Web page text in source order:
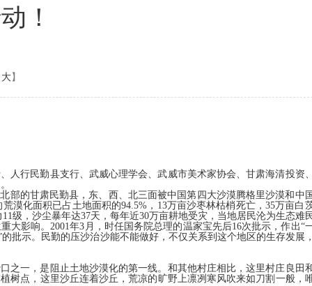
！
大】
人行民勤县支行、武威心理学会、武威市美术家协会、甘肃海清投资
部的甘肃民勤县，东、西、北三面被中国第四大沙漠腾格里沙漠和中
漠化面积已占土地面积的94.5%，13万亩沙枣林枯梢死亡，35万亩白
级，沙尘暴年达37天，每年近30万亩耕地受灾，当地居民沦为生态难
影响。2001年3月，时任国务院总理的温家宝先后16次批示，作出“
批示。民勤的压沙治沙能不能做好，不仅关系到这个地区的生存发展
之一，是阻止土地沙漠化的第一线。和其他村庄相比，这里村庄良田
树点，这里沙丘连着沙丘，荒凉的旷野上凛冽寒风吹来如刀割一般，